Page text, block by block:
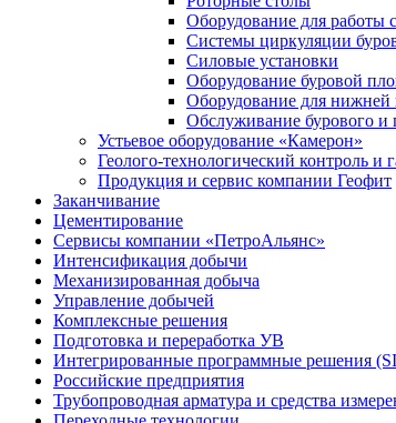
Оборудование для работы
Системы циркуляции
Силовые установки
Оборудование буровой
Оборудование для
Обслуживание бурового и
Устьевое оборудование «Камерон»
Геолого-технологический контроль и
Продукция и сервис компании Геофит
Заканчивание
Цементирование
Сервисы компании «ПетроАльянс»
Интенсификация добычи
Механизированная добыча
Управление добычей
Комплексные решения
Подготовка и переработка УВ
Интегрированные программные решения
Российские предприятия
Трубопроводная арматура и средства